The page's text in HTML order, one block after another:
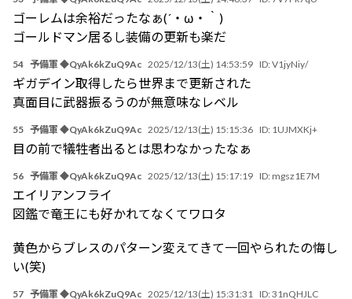
ゴーレムは余裕だったなぁ(´・ω・｀)
ゴールドマン居るし装備の更新も楽だ
54 予備軍 ◆QyAk6kZuQ9Ac 2025/12/13(土) 14:53:59 ID:V1jyNiy/
ギガデイン取得したら世界まで更新された
真面目に武器振るうのが無意味なレベル
55 予備軍 ◆QyAk6kZuQ9Ac 2025/12/13(土) 15:15:36 ID: 1UJMXKj+
目の前で犠牲者出るとは思わなかったなぁ
56 予備軍 ◆QyAk6kZuQ9Ac 2025/12/13(土) 15:17:19 ID: mgsz1E7M
エイリアンフライ
図鑑で竜王にも好かれてなくてワロタ
黄色からブレスのパターン変えてきて一回やられたの悔し
い(笑)
57 予備軍 ◆QyAk6kZuQ9Ac 2025/12/13(土) 15:31:31 ID:31nQHJLC